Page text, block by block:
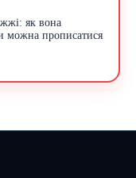
як вона
можна прописатися